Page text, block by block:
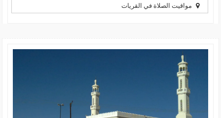
مواقيت الصلاة في القريات